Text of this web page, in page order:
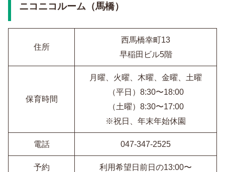
ニコニコルーム（馬橋）
住所
西馬橋幸町13
早稲田ビル5階
保育時間
月曜、火曜、木曜、金曜、土曜
（平日）8:30〜18:00
（土曜）8:30〜17:00
※祝日、年末年始休園
電話 047-347-2525
予約 利用希望日前日の13:00〜